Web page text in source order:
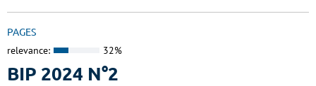
PAGES
relevance: 32%
BIP 2024 N°2